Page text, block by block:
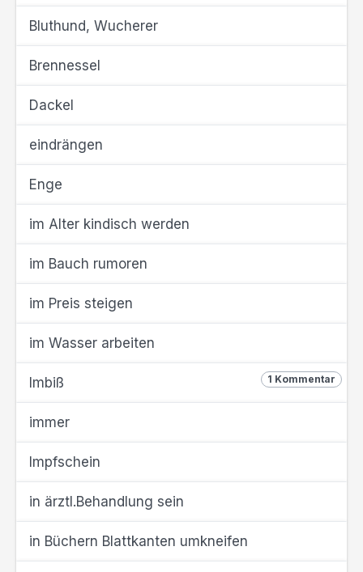
Bluthund, Wucherer
Brennessel
Dackel
eindrängen
Enge
im Alter kindisch werden
im Bauch rumoren
im Preis steigen
im Wasser arbeiten
1 Kommentar
Imbiß
immer
Impfschein
in ärztl.Behandlung sein
in Büchern Blattkanten umkneifen